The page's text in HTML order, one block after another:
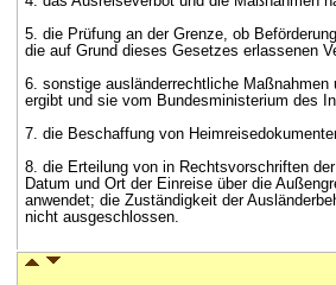
5. die Prüfung an der Grenze, ob
die auf Grund dieses Gesetzes erlassenen
6. sonstige ausländerrechtliche
ergibt und sie vom Bundesministerium des
7. die Beschaffung von
8. die Erteilung von in Rechtsvorschriften
Datum und Ort der Einreise über die
anwendet; die Zuständigkeit der
nicht ausgeschlossen.